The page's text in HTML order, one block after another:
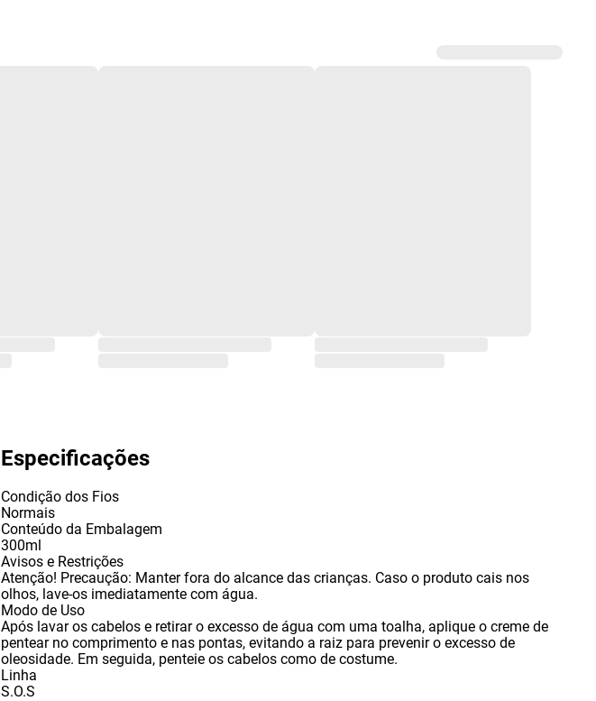
Especificações
Condição dos Fios
Normais
Conteúdo da Embalagem
300ml
Avisos e Restrições
Atenção! Precaução: Manter fora do alcance das crianças. Caso o produto cais nos
olhos, lave-os imediatamente com água.
Modo de Uso
Após lavar os cabelos e retirar o excesso de água com uma toalha, aplique o creme de
pentear no comprimento e nas pontas, evitando a raiz para prevenir o excesso de
oleosidade. Em seguida, penteie os cabelos como de costume.
Linha
S.O.S